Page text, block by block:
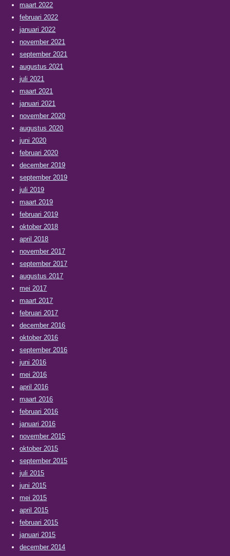
maart 2022
februari 2022
januari 2022
november 2021
september 2021
augustus 2021
juli 2021
maart 2021
januari 2021
november 2020
augustus 2020
juni 2020
februari 2020
december 2019
september 2019
juli 2019
maart 2019
februari 2019
oktober 2018
april 2018
november 2017
september 2017
augustus 2017
mei 2017
maart 2017
februari 2017
december 2016
oktober 2016
september 2016
juni 2016
mei 2016
april 2016
maart 2016
februari 2016
januari 2016
november 2015
oktober 2015
september 2015
juli 2015
juni 2015
mei 2015
april 2015
februari 2015
januari 2015
december 2014